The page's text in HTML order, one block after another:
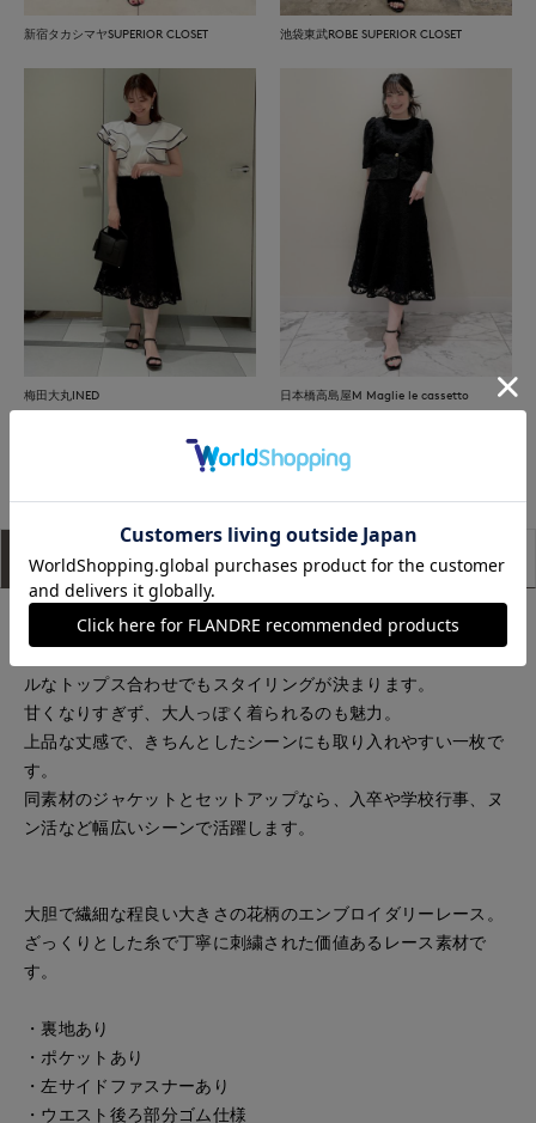
新宿タカシマヤSUPERIOR CLOSET 池袋東武ROBE SUPERIOR CLOSET
梅田大丸INED 日本橋高島屋M Maglie le cassetto
もっと見る
アイテム説明 サイズ詳細 購入レビュー
大胆なレースが華やかな印象のスカート。
ルなトップス合わせでもスタイリングが決まります。
甘くなりすぎず、大人っぽく着られるのも魅力。
上品な丈感で、きちんとしたシーンにも取り入れやすい一枚で
す。
同素材のジャケットとセットアップなら、入卒や学校行事、ヌ
ン活など幅広いシーンで活躍します。
大胆で繊細な程良い大きさの花柄のエンブロイダリーレース。
ざっくりとした糸で丁寧に刺繍された価値あるレース素材で
す。
・裏地あり
・ポケットあり
・左サイドファスナーあり
・ウエスト後ろ部分ゴム仕様